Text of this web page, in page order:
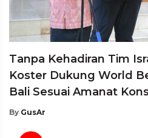
Tanpa Kehadiran Tim
Koster Dukung World
Bali Sesuai Amanat
By GusAr